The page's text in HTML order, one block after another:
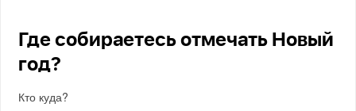
Где собираетесь отмечать Новый
год?
Кто куда?